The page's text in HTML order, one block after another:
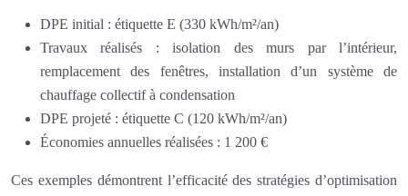
DPE initial : étiquette E (330 kWh/m²/an)
Travaux réalisés : isolation des murs par l’intérieur,
remplacement des fenêtres, installation d’un système de
chauffage collectif à condensation
DPE projeté : étiquette C (120 kWh/m²/an)
Économies annuelles réalisées : 1 200 €
Ces exemples démontrent l’efficacité des stratégies d’optimisation